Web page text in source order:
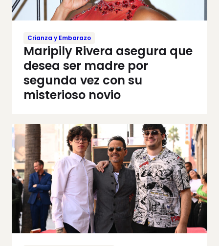
Crianza y Embarazo
Maripily Rivera asegura que
desea ser madre por
segunda vez con su
misterioso novio